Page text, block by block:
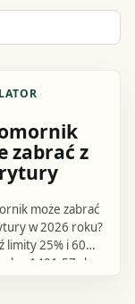
zabrać z
może zabrać
w 2026 roku?
limity 25% i 60%,
1401,57 zł